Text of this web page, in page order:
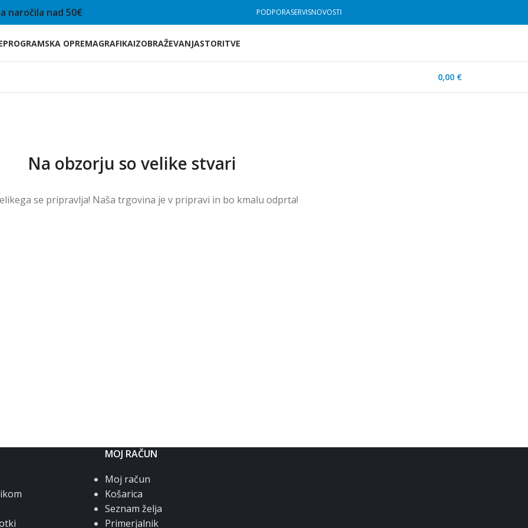
naročila nad 50€ PODPORASERVISNOVOSTI
PROGRAMSKA OPREMAGRAFIKAIZOBRAŽEVANJASTORITVE
0,00 €
Na obzorju so velike stvari
se pripravlja! Naša trgovina je v pripravi in ​​bo kmalu odprta!
MOJ RAČUN
Moj račun
Košarica
Seznam želja
Primerjalnik